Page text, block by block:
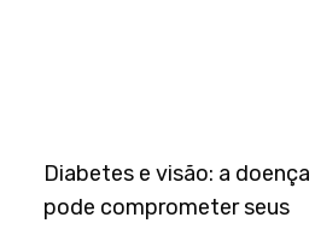
Diabetes e visão: a doença
pode comprometer seus